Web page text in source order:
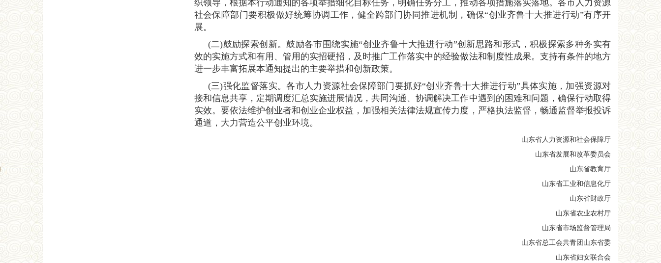
织领导，根据本行动通知的各项举措细化目标任务，明确任务分工，推动各项措施落实落地。各市人力资源
社会保障部门要积极做好统筹协调工作，健全跨部门协同推进机制，确保“创业齐鲁十大推进行动”有序开
展。
(二)鼓励探索创新。鼓励各市围绕实施“创业齐鲁十大推进行动”创新思路和形式，积极探索多种务实有
效的实施方式和有用、管用的实招硬招，及时推广工作落实中的经验做法和制度性成果。支持有条件的地方
进一步丰富拓展本通知提出的主要举措和创新政策。
(三)强化监督落实。各市人力资源社会保障部门要抓好“创业齐鲁十大推进行动”具体实施，加强资源对
接和信息共享，定期调度汇总实施进展情况，共同沟通、协调解决工作中遇到的困难和问题，确保行动取得
实效。要依法维护创业者和创业企业权益，加强相关法律法规宣传力度，严格执法监督，畅通监督举报投诉
通道，大力营造公平创业环境。
山东省人力资源和社会保障厅
山东省发展和改革委员会
山东省教育厅
山东省工业和信息化厅
山东省财政厅
山东省农业农村厅
山东省市场监督管理局
山东省总工会共青团山东省委
山东省妇女联合会